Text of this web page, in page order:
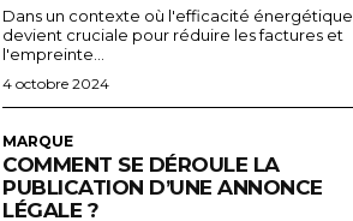
Dans un contexte où l'efficacité énergétique
devient cruciale pour réduire les factures et
l'empreinte...
4 octobre 2024
MARQUE
COMMENT SE DÉROULE LA
PUBLICATION D’UNE ANNONCE
LÉGALE ?